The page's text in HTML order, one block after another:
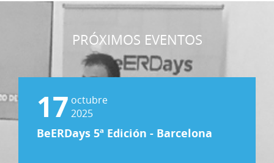
PRÓXIMOS EVENTOS
17 octubre
2025
BeERDays 5ª Edición - Barcelona